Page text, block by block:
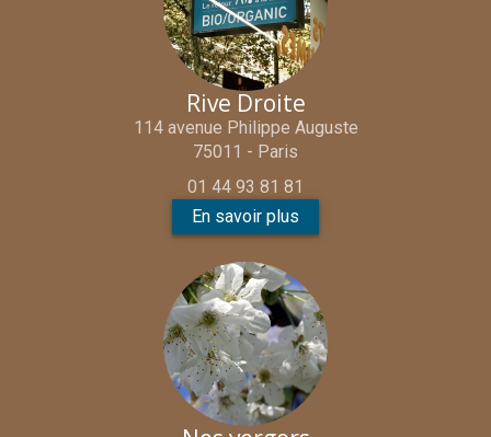
Rive Droite
114 avenue Philippe Auguste
75011 - Paris
01 44 93 81 81
En savoir plus